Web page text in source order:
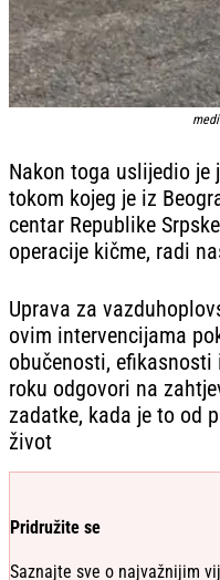
Nakon toga uslijedio je
tokom kojeg je iz
centar Republike
operacije kičme, radi
Uprava za
ovim intervencijama
obučenosti,
roku odgovori na
zadatke, kada je to od
život
Pridružite se
Saznajte sve o najvažnijim